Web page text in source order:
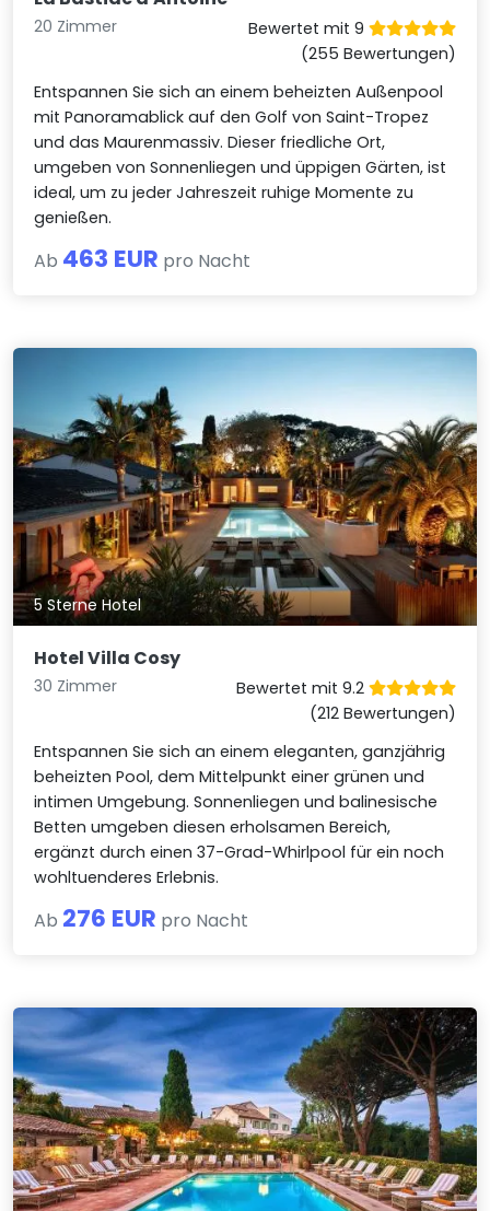
20 Zimmer
Bewertet mit 9
(255 Bewertungen)
Entspannen Sie sich an einem beheizten Außenpool
mit Panoramablick auf den Golf von Saint-Tropez
und das Maurenmassiv. Dieser friedliche Ort,
umgeben von Sonnenliegen und üppigen Gärten, ist
ideal, um zu jeder Jahreszeit ruhige Momente zu
genießen.
Ab 463 EUR pro Nacht
5 Sterne Hotel
Hotel Villa Cosy
30 Zimmer
Bewertet mit 9.2
(212 Bewertungen)
Entspannen Sie sich an einem eleganten, ganzjährig
beheizten Pool, dem Mittelpunkt einer grünen und
intimen Umgebung. Sonnenliegen und balinesische
Betten umgeben diesen erholsamen Bereich,
ergänzt durch einen 37-Grad-Whirlpool für ein noch
wohltuenderes Erlebnis.
Ab 276 EUR pro Nacht